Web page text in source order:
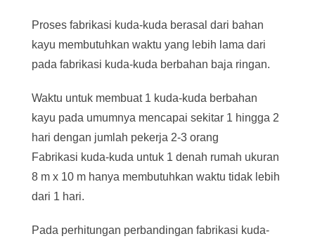
Proses fabrikasi kuda-kuda berasal dari bahan
kayu membutuhkan waktu yang lebih lama dari
pada fabrikasi kuda-kuda berbahan baja ringan.
Waktu untuk membuat 1 kuda-kuda berbahan
kayu pada umumnya mencapai sekitar 1 hingga 2
hari dengan jumlah pekerja 2-3 orang
Fabrikasi kuda-kuda untuk 1 denah rumah ukuran
8 m x 10 m hanya membutuhkan waktu tidak lebih
dari 1 hari.
Pada perhitungan perbandingan fabrikasi kuda-